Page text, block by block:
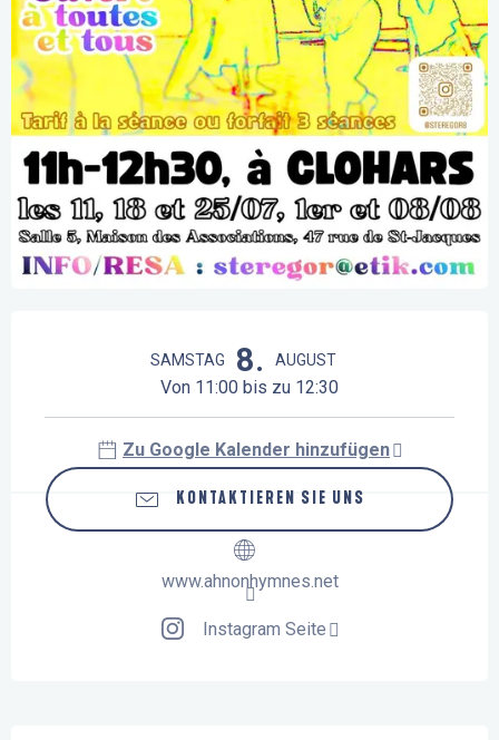
SAMSTAG 8. AUGUST
Von 11:00 bis zu 12:30
Zu Google Kalender hinzufügen
KONTAKTIEREN SIE UNS
www.ahnonhymnes.net
Instagram Seite